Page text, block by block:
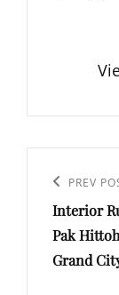
posPrevious
Post
PREV
Interior
Pak
Grand